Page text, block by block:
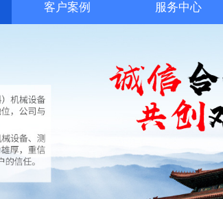
客户案例 服务中心